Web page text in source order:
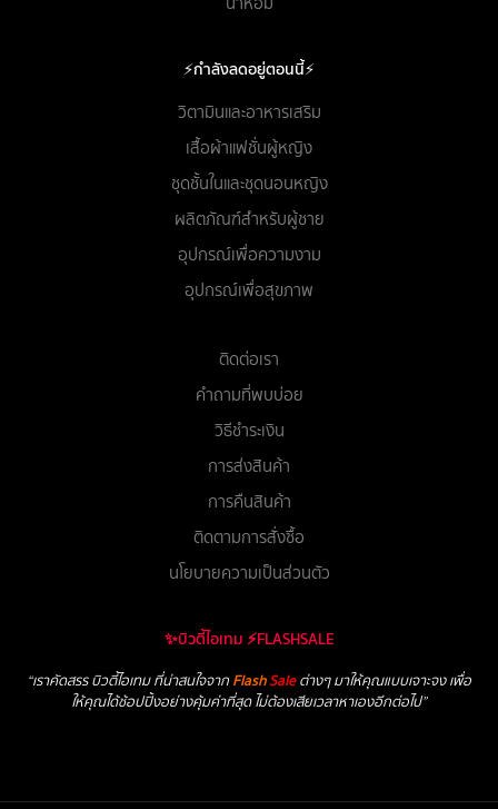
⚡กำลังลดอยู่ตอนนี้⚡
วิตามินและอาหารเสริม
เสื้อผ้าแฟชั่นผู้หญิง
ชุดชั้นในและชุดนอนหญิง
ผลิตภัณฑ์สำหรับผู้ชาย
อุปกรณ์เพื่อความงาม
อุปกรณ์เพื่อสุขภาพ
ติดต่อเรา
คำถามที่พบบ่อย
วิธีชำระเงิน
การส่งสินค้า
การคืนสินค้า
ติดตามการสั่งซื้อ
นโยบายความเป็นส่วนตัว
✨บิวตี้ไอเทม ⚡FLASHSALE
“เราคัดสรร บิวตี้ไอเทม ที่น่าสนใจจาก FlashSaleต่างๆ มาให้คุณแบบเจาะจง เพื่อ
ให้คุณได้ช้อปปิ้งอย่างคุ้มค่าที่สุด ไม่ต้องเสียเวลาหาเองอีกต่อไป”